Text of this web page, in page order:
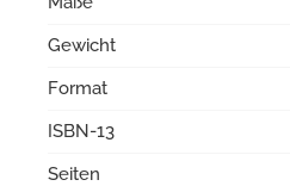
Gewicht
Format
ISBN-13
Seiten